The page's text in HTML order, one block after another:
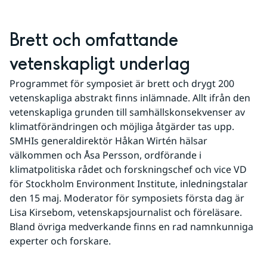
Brett och omfattande
vetenskapligt underlag
Programmet för symposiet är brett och drygt 200
vetenskapliga abstrakt finns inlämnade. Allt ifrån den
vetenskapliga grunden till samhällskonsekvenser av
klimatförändringen och möjliga åtgärder tas upp.
SMHIs generaldirektör Håkan Wirtén hälsar
välkommen och Åsa Persson, ordförande i
klimatpolitiska rådet och forskningschef och vice VD
för Stockholm Environment Institute, inledningstalar
den 15 maj. Moderator för symposiets första dag är
Lisa Kirsebom, vetenskapsjournalist och föreläsare.
Bland övriga medverkande finns en rad namnkunniga
experter och forskare.